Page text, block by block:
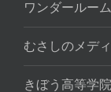
ワンダールー
むさしのメデ
きぼう高等学